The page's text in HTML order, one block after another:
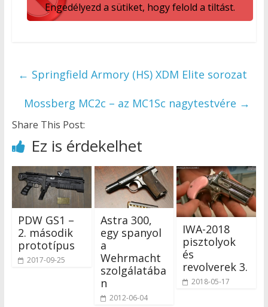
Engedélyezd a sütiket, hogy felold a tiltást.
← Springfield Armory (HS) XDM Elite sorozat
Mossberg MC2c – az MC1Sc nagytestvére →
Share This Post:
Ez is érdekelhet
PDW GS1 –
2. második
prototípus
2017-09-25
Astra 300,
egy spanyol
a
Wehrmacht
szolgálatába
n
2012-06-04
IWA-2018
pisztolyok
és
revolverek 3.
2018-05-17